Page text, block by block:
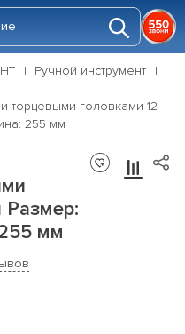
Ручной инструмент
торцевыми головками 12
255 мм
Размер:
мм